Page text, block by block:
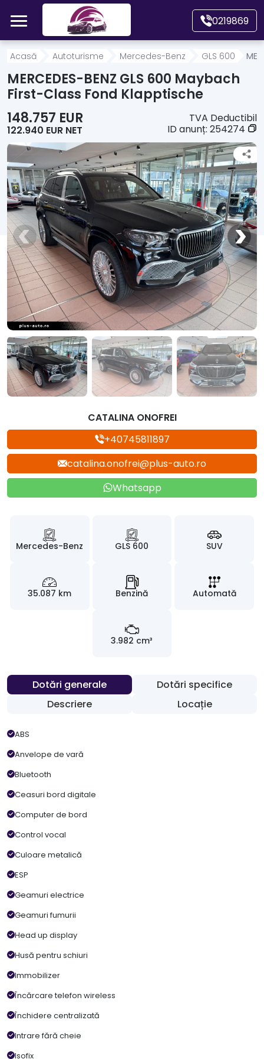
Mergi direct la conținutul principal
0219869
Acasă
Autoturisme
Motociclete
Autoutilitare
Alte tipuri vehicule
Despre Noi
Contact
Acasă Autoturisme Mercedes-Benz GLS 600
MERCEDES-BENZ GLS 600 Maybach
First-Class Fond Klapptische
148.757 EUR
122.940 EUR NET
TVA Deductibil
ID anunț: 254274
CATALINA ONOFREI
+40745811897
catalina.onofrei@plus-auto.ro
Whatsapp
Mercedes-Benz GLS 600 SUV
35.087 km Benzină Automată
3.982 cm³
Dotări generale
Dotări specifice
Descriere
Locație
ABS
Anvelope de vară
Bluetooth
Ceasuri bord digitale
Computer de bord
Control vocal
Culoare metalică
ESP
Geamuri electrice
Geamuri fumurii
Head up display
Husă pentru schiuri
Immobilizer
Încărcare telefon wireless
Închidere centralizată
Intrare fără cheie
Isofix